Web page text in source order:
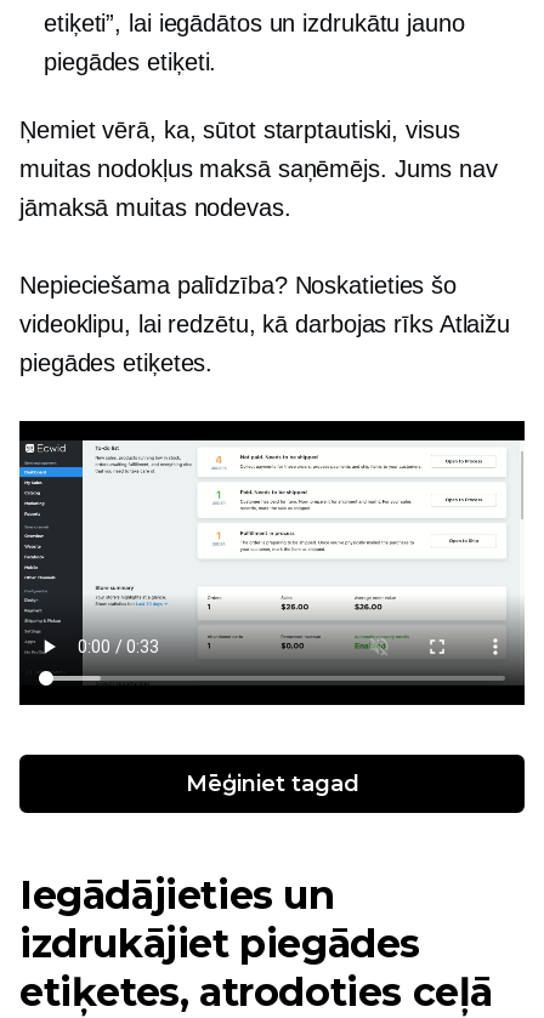
etiķeti”, lai iegādātos un izdrukātu jauno
piegādes etiķeti.
Ņemiet vērā, ka, sūtot starptautiski, visus
muitas nodokļus maksā saņēmējs. Jums nav
jāmaksā muitas nodevas.
Nepieciešama palīdzība? Noskatieties šo
videoklipu, lai redzētu, kā darbojas rīks Atlaižu
piegādes etiķetes.
Mēģiniet tagad
Iegādājieties un
izdrukājiet piegādes
etiķetes, atrodoties ceļā